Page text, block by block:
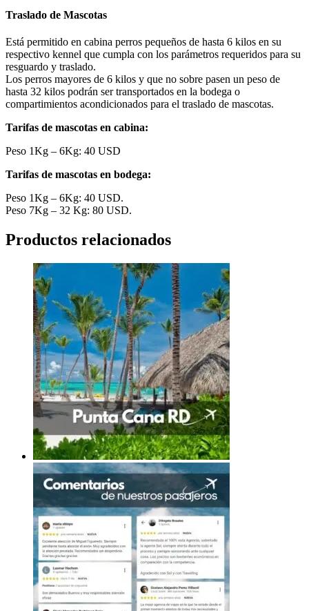
Traslado de Mascotas
Está permitido en cabina perros pequeños de hasta 6 kilos en su
respectivo kennel que cumpla con los parámetros requeridos para su
resguardo y traslado.
Los perros mayores de 6 kilos y que no sobre pasen un peso de
hasta 32 kilos podrán ser transportados en la bodega o
compartimientos acondicionados para el traslado de mascotas.
Tarifas de mascotas en cabina:
Peso 1Kg – 6Kg: 40 USD
Tarifas de mascotas en bodega:
Peso 1Kg – 6Kg: 40 USD.
Peso 7Kg – 32 Kg: 80 USD.
Productos relacionados